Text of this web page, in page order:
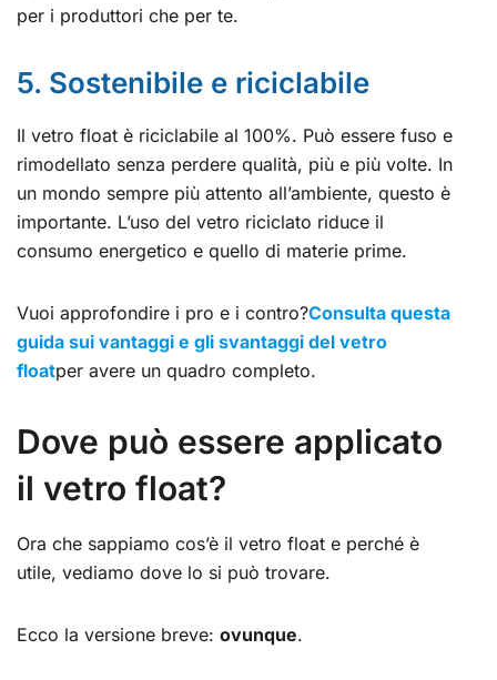
per i produttori che per te.
5. Sostenibile e riciclabile
Il vetro float è riciclabile al 100%. Può essere fuso e
rimodellato senza perdere qualità, più e più volte. In
un mondo sempre più attento all’ambiente, questo è
importante. L’uso del vetro riciclato riduce il
consumo energetico e quello di materie prime.
Vuoi approfondire i pro e i contro?Consulta questa
guida sui vantaggi e gli svantaggi del vetro
floatper avere un quadro completo.
Dove può essere applicato
il vetro float?
Ora che sappiamo cos’è il vetro float e perché è
utile, vediamo dove lo si può trovare.
Ecco la versione breve: ovunque.